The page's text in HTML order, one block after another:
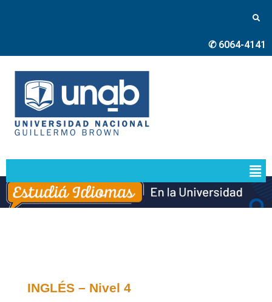
✆ 6064-4141
INGLÉS – Nivel 4